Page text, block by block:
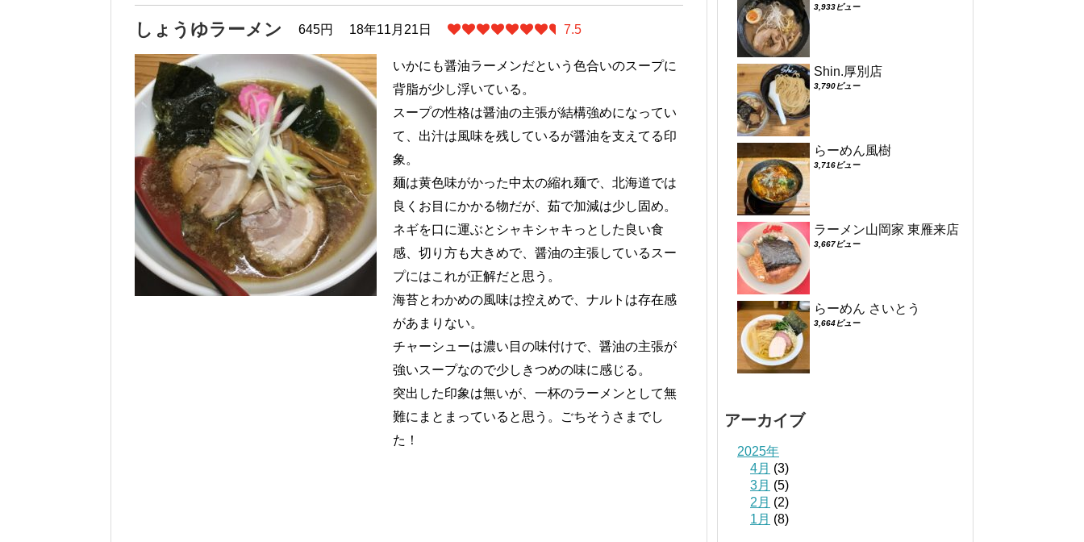
しょうゆラーメン 645円 18年11月21日 7.5
いかにも醤油ラーメンだという色合いのスープに
背脂が少し浮いている。
スープの性格は醤油の主張が結構強めになってい
て、出汁は風味を残しているが醤油を支えてる印
象。
麺は黄色味がかった中太の縮れ麺で、北海道では
良くお目にかかる物だが、茹で加減は少し固め。
ネギを口に運ぶとシャキシャキっとした良い食
感、切り方も大きめで、醤油の主張しているスー
プにはこれが正解だと思う。
海苔とわかめの風味は控えめで、ナルトは存在感
があまりない。
チャーシューは濃い目の味付けで、醤油の主張が
強いスープなので少しきつめの味に感じる。
突出した印象は無いが、一杯のラーメンとして無
難にまとまっていると思う。ごちそうさまでし
た！
3,933ビュー
Shin.厚別店
3,790ビュー
らーめん風樹
3,716ビュー
ラーメン山岡家 東雁来店
3,667ビュー
らーめん さいとう
3,664ビュー
アーカイブ
2025年
4月 (3)
3月 (5)
2月 (2)
1月 (8)